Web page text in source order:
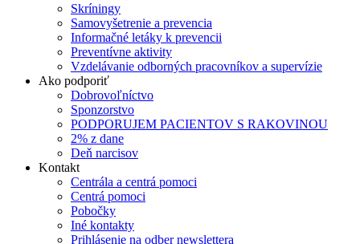
Skríningy
Samovyšetrenie a prevencia
Informačné letáky k prevencii
Preventívne aktivity
Vzdelávanie odborných pracovníkov a supervízie
Ako podporiť
Dobrovoľníctvo
Sponzorstvo
PODPORUJEM PACIENTOV S RAKOVINOU
2% z dane
Deň narcisov
Kontakt
Centrála a centrá pomoci
Centrá pomoci
Pobočky
Iné kontakty
Prihlásenie na odber newslettera